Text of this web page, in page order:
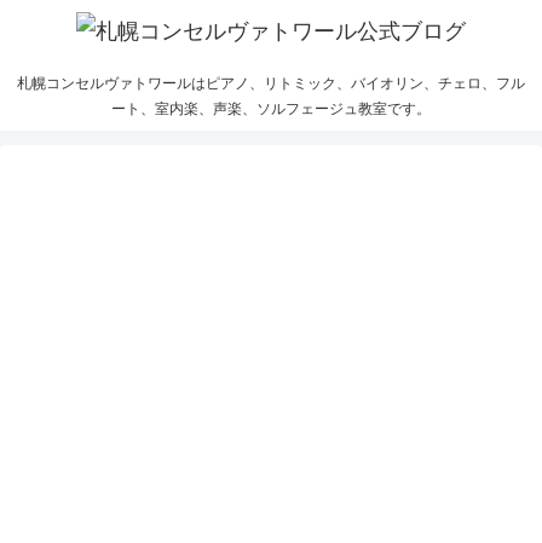
札幌コンセルヴァトワールはピアノ、リトミック、バイオリン、チェロ、フル
ート、室内楽、声楽、ソルフェージュ教室です。